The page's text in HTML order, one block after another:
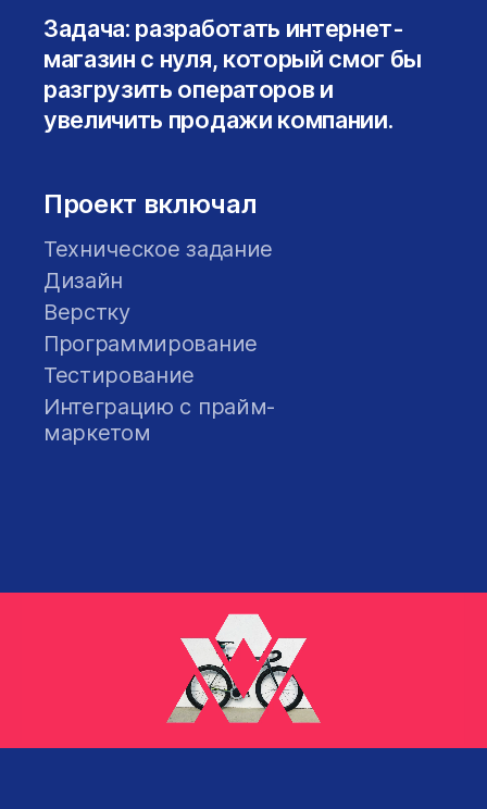
Проект включал
Техническое задание
Дизайн
Верстку
Программирование
Тестирование
Интеграцию с прайм-
маркетом
Задача: разработать интернет-
магазин с нуля, который смог бы
разгрузить операторов и
увеличить продажи компании.